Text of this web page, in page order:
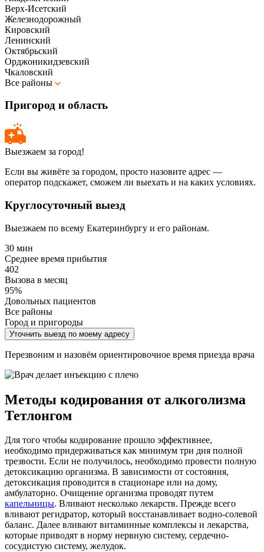
Верх-Исетский
Железнодорожный
Кировский
Ленинский
Октябрьский
Орджоникидзевский
Чкаловский
Все районы
Пригород и область
Выезжаем за город!
Если вы живёте за городом, просто назовите адрес —
оператор подскажет, сможем ли выехать и на каких условиях.
Круглосуточный выезд
Выезжаем по всему Екатеринбургу и его районам.
30 мин
Среднее время прибытия
402
Вызова в месяц
95%
Довольных пациентов
Все районы
Город и пригороды
Уточнить выезд по моему адресу
Перезвоним и назовём ориентировочное время приезда врача
Методы кодирования от алкоголизма
Тетлонгом
Для того чтобы кодирование прошло эффективнее,
необходимо придерживаться как минимум три дня полной
трезвости. Если не получилось, необходимо провести полную
детоксикацию организма. В зависимости от состояния,
детоксикация проводится в стационаре или на дому,
амбулаторно. Очищение организма проводят путем
капельницы. Вливают несколько лекарств. Прежде всего
вливают регидратор, который восстанавливает водно-солевой
баланс. Далее вливают витаминные комплексы и лекарства,
которые приводят в норму нервную систему, сердечно-
сосудистую систему, желудок.